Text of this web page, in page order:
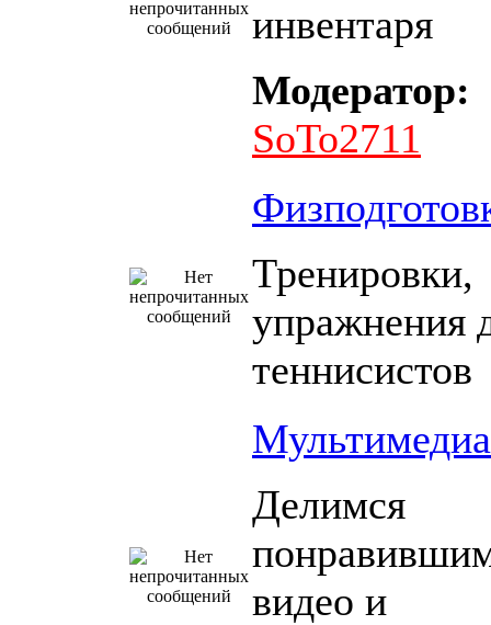
инвентаря
Модератор:
SoTo2711
Тренировки,
упражнения
теннисистов
Мультимедиа
Делимся
видео и